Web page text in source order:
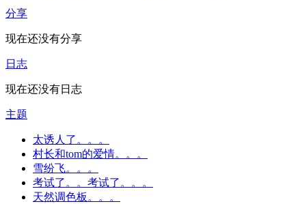
分享
现在还没有分享
日志
现在还没有日志
主题
太诱人了。。。
村长和tom的爱情。。。
雪纷飞。。。
考试了。。考试了。。。
天然调色板。。。